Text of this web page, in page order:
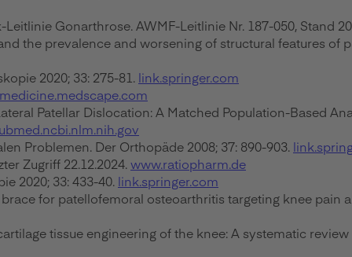
Gonarthrose. AWMF-Leitlinie Nr. 187-050, Stand
the prevalence and worsening of structural features
2020; 33: 275-81. link.springer.com
Patellar Dislocation: A Matched Population-Based
Problemen. Der Orthopäde 2008; 37: 890-903.
Zugriff 22.12.2024. www.ratiopharm.de
2020; 33: 433-40. link.springer.com
for patellofemoral osteoarthritis targeting knee
tissue engineering of the knee: A systematic